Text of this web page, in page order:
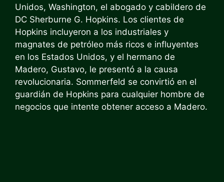
Unidos, Washington, el abogado y cabildero de
DC Sherburne G. Hopkins. Los clientes de
Hopkins incluyeron a los industriales y
magnates de petróleo más ricos e influyentes
en los Estados Unidos, y el hermano de
Madero, Gustavo, le presentó a la causa
revolucionaria. Sommerfeld se convirtió en el
guardián de Hopkins para cualquier hombre de
negocios que intente obtener acceso a Madero.